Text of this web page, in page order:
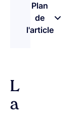
Plan
de
l'article
L
a